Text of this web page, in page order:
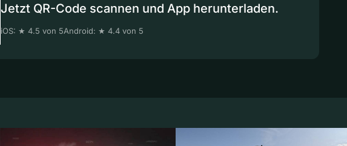
Jetzt QR-Code scannen und App herunterladen.
iOS: ★ 4.5 von 5Android: ★ 4.4 von 5